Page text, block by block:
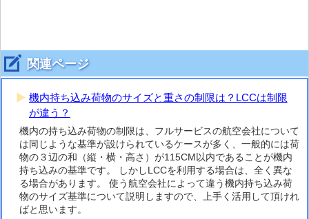
関連ページ
機内持ち込み荷物のサイズと重さの制限は？LCCは制限
が違う？
機内の持ち込み荷物の制限は、フルサービスの航空会社について
は同じような基準が設けられているケースが多く、一般的には荷
物の３辺の和（縦・横・高さ）が115CM以内であることが機内
持ち込みの基準です。 しかしLCCを利用する場合は、全く異な
る場合があります。 使う航空会社によって違う機内持ち込み荷
物のサイズ基準について説明しますので、上手く活用して頂けれ
ばと思います。